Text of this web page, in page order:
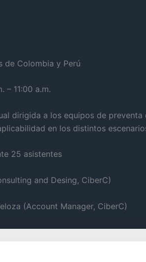
de Colombia y Perú
– 11:00 a.m.
dirigida a los equipos de
en los distintos
25 asistentes
and Desing, CiberC)
(Account Manager, CiberC)